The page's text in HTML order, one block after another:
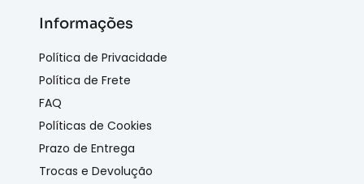
Informações
Política de Privacidade
Política de Frete
FAQ
Políticas de Cookies
Prazo de Entrega
Trocas e Devolução